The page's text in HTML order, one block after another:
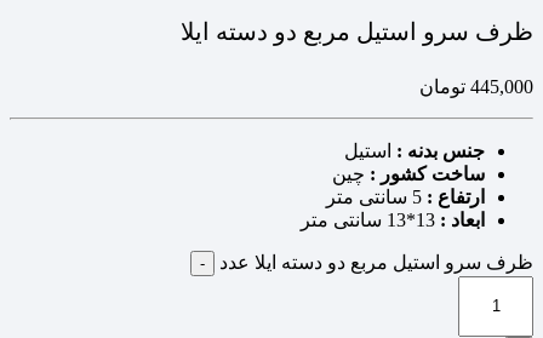
ظرف سرو استیل مربع دو دسته ایلا
445,000 تومان
جنس بدنه : استیل
ساخت کشور : چین
ارتفاع :
ابعاد :
ظرف سرو استیل مربع دو دسته ایلا عدد -